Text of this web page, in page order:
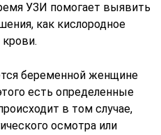
УЗИ помогает выявить
как кислородное
крови.
беременной женщине
есть определенные
в том случае,
осмотра или